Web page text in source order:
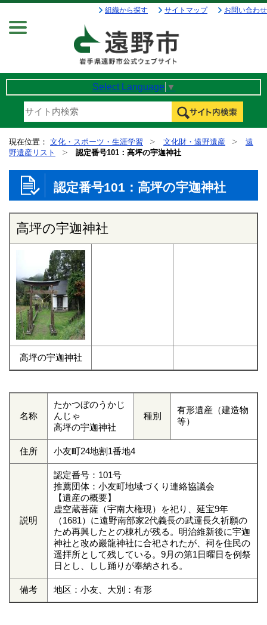
組織から探す サイトマップ お問い合わせ
Select Language ▼
現在位置： 文化・スポーツ・生涯学習 文化財・遠野遺産
遠
野遺産リスト
認定番号101：高坪の宇迦神社
認定番号101：高坪の宇迦神社
高坪の宇迦神社
高坪の宇迦神社
名称
たかつぼのうかじ
んじゃ
高坪の宇迦神社
種別
有形遺産（建造物
等）
住所 小友町24地割1番地4
説明
認定番号：101号
推薦団体：小友町地域づくり連絡協議会
【遺産の概要】
虚空蔵菩薩（宇南大権現）を祀り、延宝9年
（1681）に遠野南部家2代義長の武運長久祈願の
ため再興したとの棟札が残る。明治維新後に宇迦
神社と改め巖龍神社に合祀されたが、祠を住民の
遥拝所として残している。9月の第1日曜日を例祭
日とし、しし踊りが奉納される。
備考 地区：小友、大別：有形